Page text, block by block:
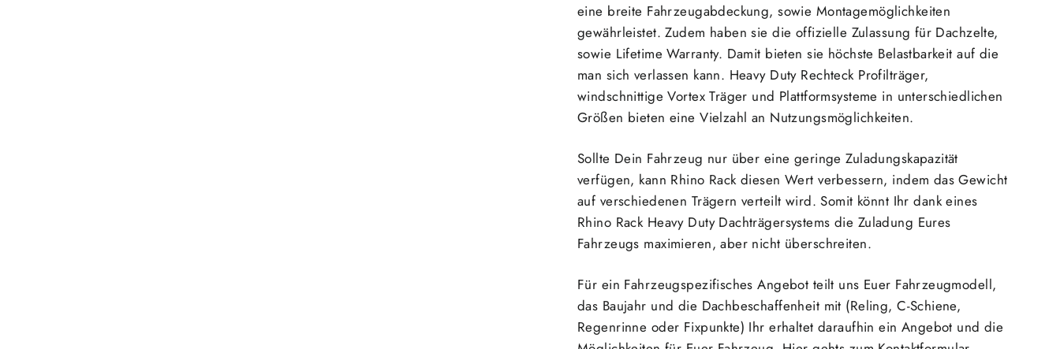
eine breite Fahrzeugabdeckung, sowie Montagemöglichkeiten
gewährleistet. Zudem haben sie die offizielle Zulassung für Dachzelte,
sowie Lifetime Warranty. Damit bieten sie höchste Belastbarkeit auf die
man sich verlassen kann. Heavy Duty Rechteck Profilträger,
windschnittige Vortex Träger und Plattformsysteme in unterschiedlichen
Größen bieten eine Vielzahl an Nutzungsmöglichkeiten.
Sollte Dein Fahrzeug nur über eine geringe Zuladungskapazität
verfügen, kann Rhino Rack diesen Wert verbessern, indem das Gewicht
auf verschiedenen Trägern verteilt wird.Somit könnt Ihr dank eines
Rhino Rack Heavy Duty Dachträgersystems die Zuladung Eures
Fahrzeugs maximieren, aber nicht überschreiten.
Für ein Fahrzeugspezifisches Angebot teilt uns Euer Fahrzeugmodell,
das Baujahr und die Dachbeschaffenheit mit (Reling, C-Schiene,
Regenrinne oder Fixpunkte) Ihr erhaltet daraufhin ein Angebot und die